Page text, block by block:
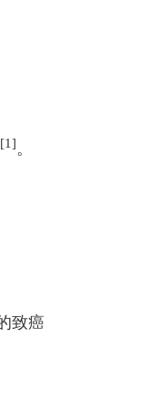
[1]。
致癌